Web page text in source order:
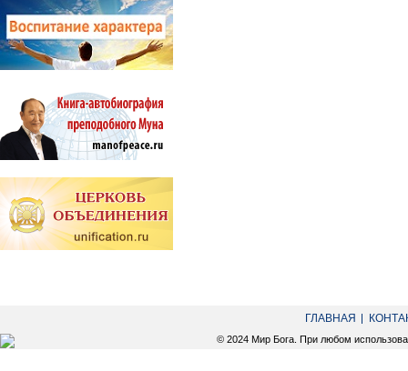
ГЛАВНАЯ
© 2024 Мир Бога. При любом